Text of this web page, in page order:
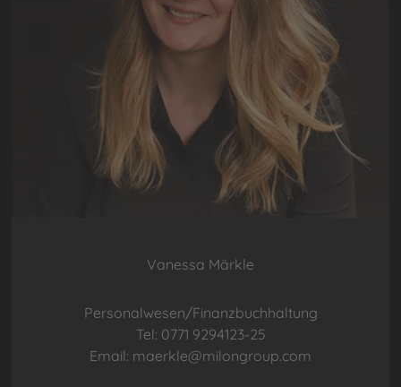
Vanessa Märkle
Personalwesen/Finanzbuchhaltung
Tel: 0771 9294123-25
Email: maerkle@milongroup.com